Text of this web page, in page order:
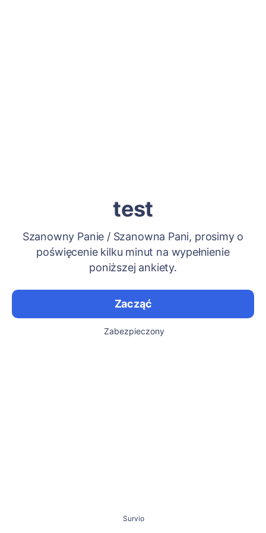
test
Szanowny Panie / Szanowna Pani, prosimy o
poświęcenie kilku minut na wypełnienie
poniższej ankiety.
Zacząć
Zabezpieczony
Survio